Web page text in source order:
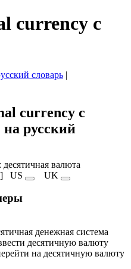
currency с
словарь |
currency с
на русский
десятичная валюта
US UK
денежная система
десятичную валюту
на десятичную валюту